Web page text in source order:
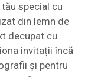
special cu
din lemn de
decupat cu
invitații încă
și pentru